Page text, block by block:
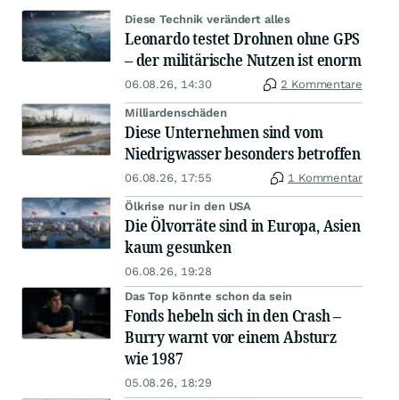
Diese Technik verändert alles
Leonardo testet Drohnen ohne GPS
– der militärische Nutzen ist enorm
06.08.26, 14:30 2 Kommentare
Milliardenschäden
Diese Unternehmen sind vom
Niedrigwasser besonders betroffen
06.08.26, 17:55 1 Kommentar
Ölkrise nur in den USA
Die Ölvorräte sind in Europa, Asien
kaum gesunken
06.08.26, 19:28
Das Top könnte schon da sein
Fonds hebeln sich in den Crash –
Burry warnt vor einem Absturz
wie 1987
05.08.26, 18:29